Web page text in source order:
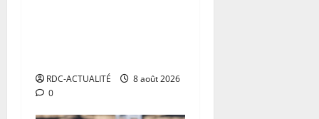
RDC-ACTUALITÉ
8 août 2026
0